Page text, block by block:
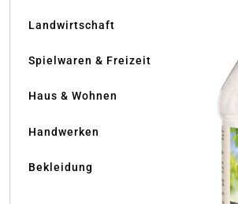
Landwirtschaft
Spielwaren & Freizeit
Haus & Wohnen
Handwerken
Bekleidung